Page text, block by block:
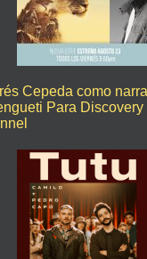
Cepeda como
Para Discovery